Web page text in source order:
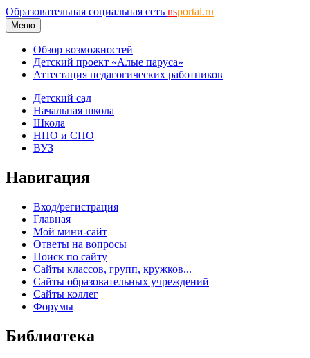
Образовательная социальная сеть nsportal.ru
Меню
Обзор возможностей
Детский проект «Алые паруса»
Аттестация педагогических работников
Детский сад
Начальная школа
Школа
НПО и СПО
ВУЗ
Навигация
Вход/регистрация
Главная
Мой мини-сайт
Ответы на вопросы
Поиск по сайту
Сайты классов, групп, кружков...
Сайты образовательных учреждений
Сайты коллег
Форумы
Библиотека